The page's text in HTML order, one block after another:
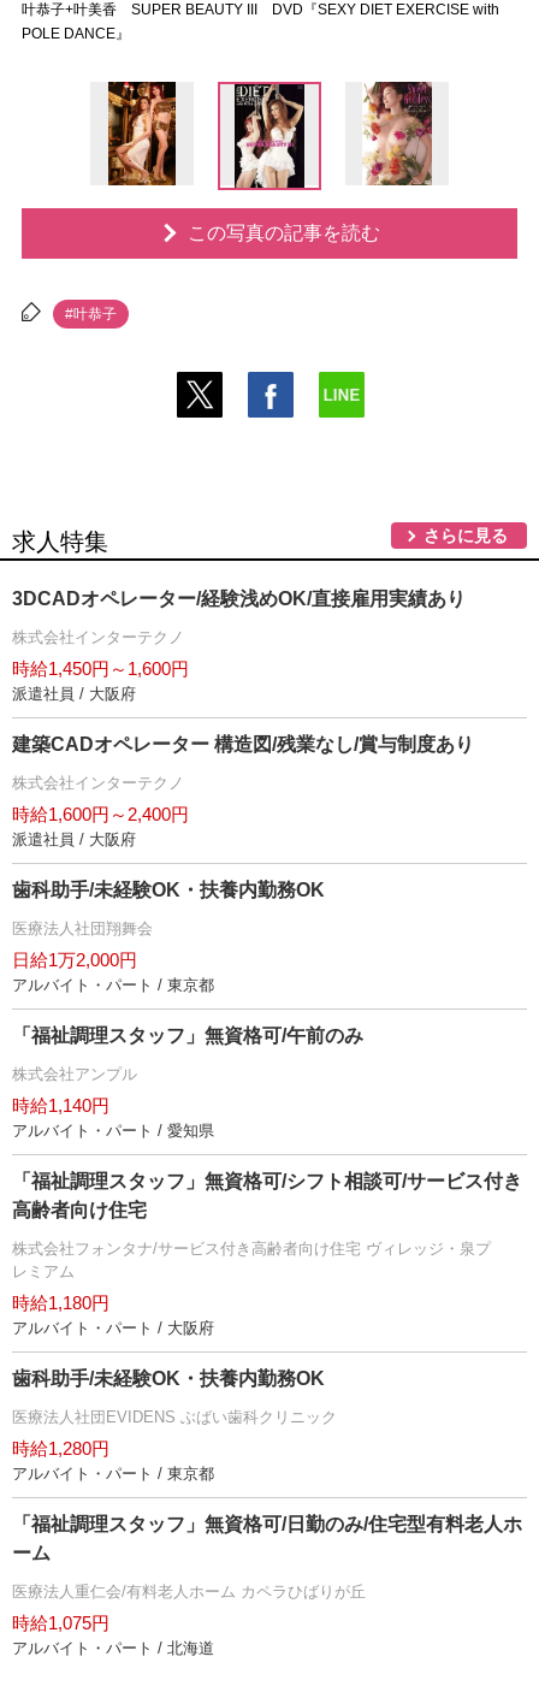
叶恭子+叶美香 SUPER BEAUTY III DVD『SEXY DIET EXERCISE with
POLE DANCE』
この写真の記事を読む
#叶恭子
求人特集 さらに見る
3DCADオペレーター/経験浅めOK/直接雇用実績あり
株式会社インターテクノ
時給1,450円～1,600円
派遣社員 / 大阪府
建築CADオペレーター 構造図/残業なし/賞与制度あり
株式会社インターテクノ
時給1,600円～2,400円
派遣社員 / 大阪府
歯科助手/未経験OK・扶養内勤務OK
医療法人社団翔舞会
日給1万2,000円
アルバイト・パート / 東京都
「福祉調理スタッフ」無資格可/午前のみ
株式会社アンプル
時給1,140円
アルバイト・パート / 愛知県
「福祉調理スタッフ」無資格可/シフト相談可/サービス付き
高齢者向け住宅
株式会社フォンタナ/サービス付き高齢者向け住宅 ヴィレッジ・泉プ
レミアム
時給1,180円
アルバイト・パート / 大阪府
歯科助手/未経験OK・扶養内勤務OK
医療法人社団EVIDENS ぶばい歯科クリニック
時給1,280円
アルバイト・パート / 東京都
「福祉調理スタッフ」無資格可/日勤のみ/住宅型有料老人ホ
ーム
医療法人重仁会/有料老人ホーム カペラひばりが丘
時給1,075円
アルバイト・パート / 北海道